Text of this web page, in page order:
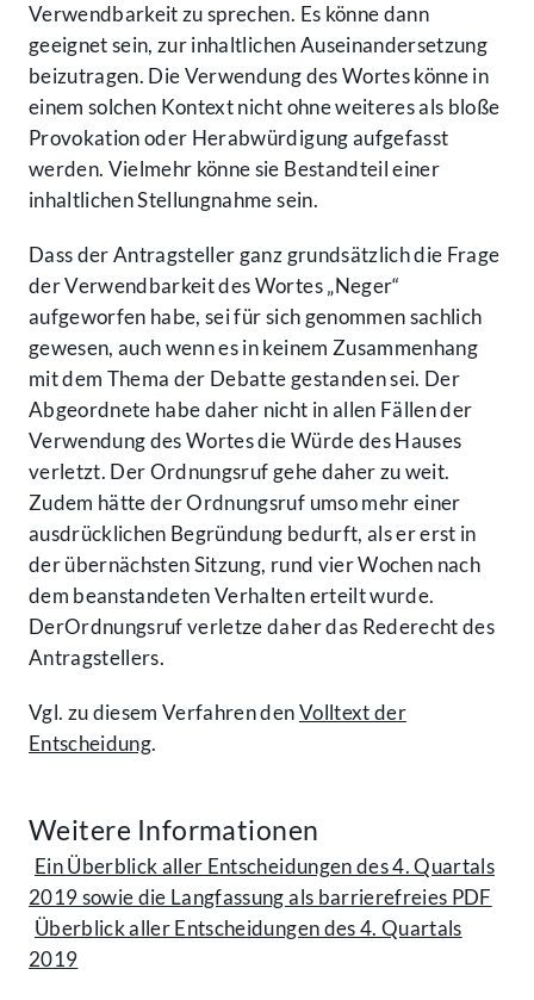
Verwendbarkeit zu sprechen. Es könne dann
geeignet sein, zur inhaltlichen Auseinandersetzung
beizutragen. Die Verwendung des Wortes könne in
einem solchen Kontext nicht ohne weiteres als bloße
Provokation oder Herabwürdigung aufgefasst
werden. Vielmehr könne sie Bestandteil einer
inhaltlichen Stellungnahme sein.
Dass der Antragsteller ganz grundsätzlich die Frage
der Verwendbarkeit des Wortes „Neger“
aufgeworfen habe, sei für sich genommen sachlich
gewesen, auch wenn es in keinem Zusammenhang
mit dem Thema der Debatte gestanden sei. Der
Abgeordnete habe daher nicht in allen Fällen der
Verwendung des Wortes die Würde des Hauses
verletzt. Der Ordnungsruf gehe daher zu weit.
Zudem hätte der Ordnungsruf umso mehr einer
ausdrücklichen Begründung bedurft, als er erst in
der übernächsten Sitzung, rund vier Wochen nach
dem beanstandeten Verhalten erteilt wurde.
DerOrdnungsruf verletze daher das Rederecht des
Antragstellers.
Vgl. zu diesem Verfahren denVolltext der
Entscheidung.
Weitere Informationen
Ein Überblick aller Entscheidungen des 4. Quartals
2019 sowie die Langfassung als barrierefreies PDF
Überblick aller Entscheidungen des 4. Quartals
2019